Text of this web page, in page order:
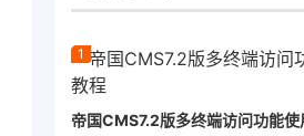
帝国CMS7.2版多终端访问功能